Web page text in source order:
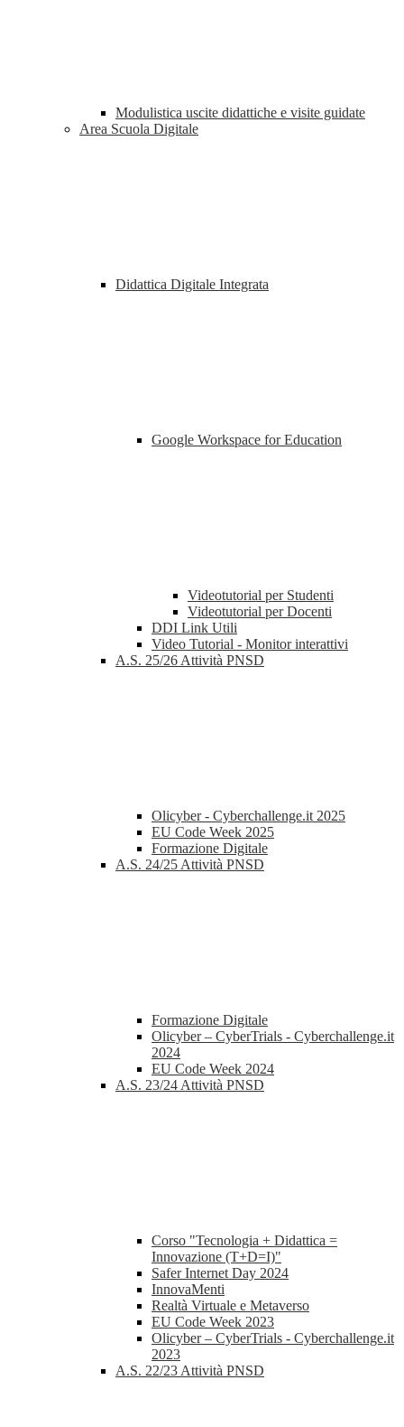
Modulistica uscite didattiche e visite guidate
Area Scuola Digitale
Didattica Digitale Integrata
Google Workspace for Education
Videotutorial per Studenti
Videotutorial per Docenti
DDI Link Utili
Video Tutorial - Monitor interattivi
A.S. 25/26 Attività PNSD
Olicyber - Cyberchallenge.it 2025
EU Code Week 2025
Formazione Digitale
A.S. 24/25 Attività PNSD
Formazione Digitale
Olicyber – CyberTrials - Cyberchallenge.it
2024
EU Code Week 2024
A.S. 23/24 Attività PNSD
Corso "Tecnologia + Didattica =
Innovazione (T+D=I)"
Safer Internet Day 2024
InnovaMenti
Realtà Virtuale e Metaverso
EU Code Week 2023
Olicyber – CyberTrials - Cyberchallenge.it
2023
A.S. 22/23 Attività PNSD